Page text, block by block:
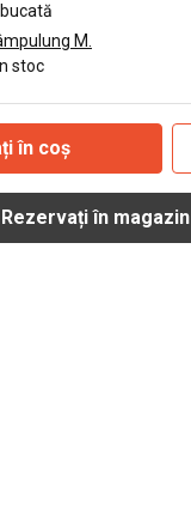
M.
stoc
în coș
Rezervați în magazin